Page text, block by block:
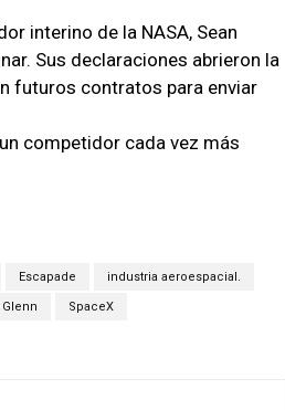
interino de la NASA, Sean
Sus declaraciones abrieron la
futuros contratos para enviar
competidor cada vez más
Escapade industria aeroespacial.
Glenn SpaceX